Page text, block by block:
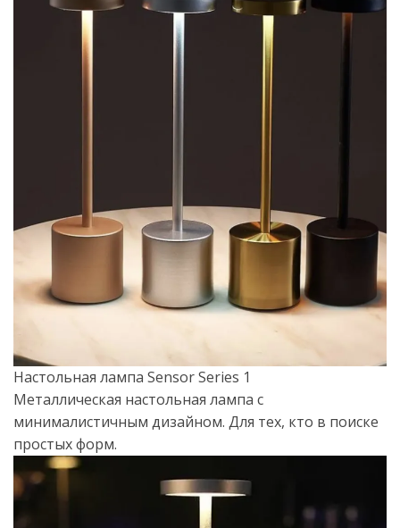
Настольная лампа Sensor Series 1
Металлическая настольная лампа с
минималистичным дизайном. Для тех, кто в поиске
простых форм.